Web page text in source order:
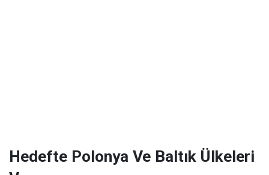
Hedefte Polonya Ve Baltık Ülkeleri